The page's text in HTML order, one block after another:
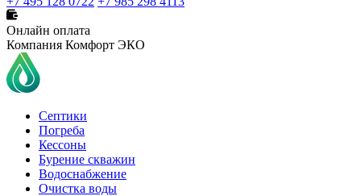
Онлайн оплата
Компания Комфорт ЭКО
Септики
Погреба
Кессоны
Бурение скважин
Водоснабжение
Очистка воды